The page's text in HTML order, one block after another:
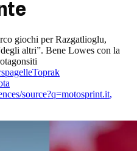
giochi per Razgatlioglu,
altri”. Bene Lowes con la
pagelleToprak
source?q=motosprint.it,